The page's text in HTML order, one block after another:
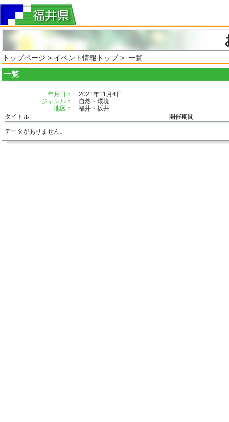
トップページ > イベント情報トップ> 一覧
一覧
年月日：
2021年11月4日
ジャンル：
自然・環境
地区：
福井・坂井
タイトル
開催期間
データがありません。